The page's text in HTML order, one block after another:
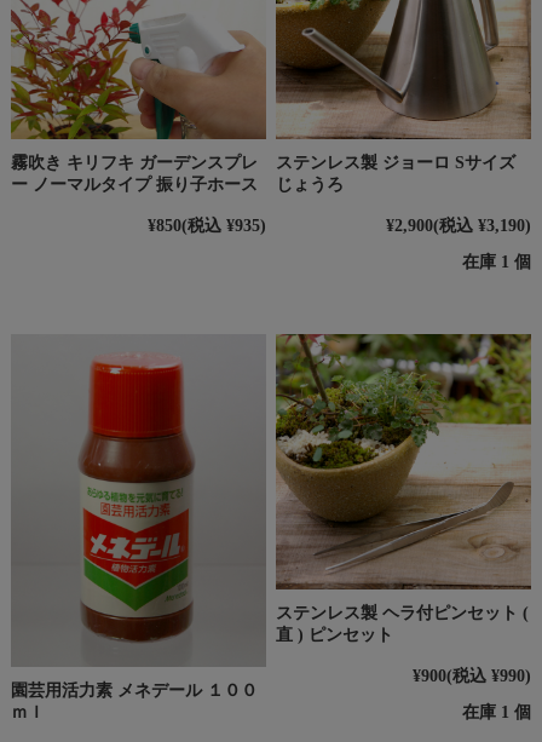
霧吹き キリフキ ガーデンスプレ
ー ノーマルタイプ 振り子ホース
¥850(税込 ¥935)
ステンレス製 ジョーロ Sサイズ
じょうろ
¥2,900(税込 ¥3,190)
在庫 1 個
園芸用活力素 メネデール １００
ｍｌ
ステンレス製 ヘラ付ピンセット (
直 ) ピンセット
¥900(税込 ¥990)
在庫 1 個